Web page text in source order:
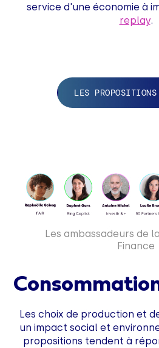
service d'une économie à
replay.
LES
Les ambassadeurs de
Finance
Les choix de production et
un impact social et
propositions tendent à